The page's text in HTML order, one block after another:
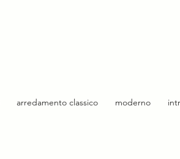
arredamento classico moderno